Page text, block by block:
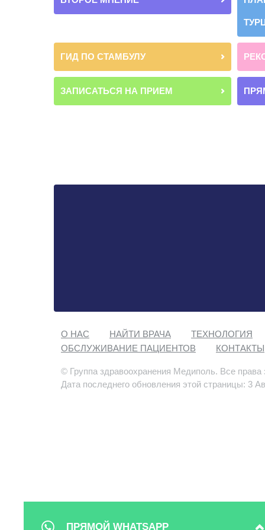
ГИД ПО СТАМБУЛУ
ЗАПИСАТЬСЯ НА ПРИЕМ
О НАС НАЙТИ ВРАЧА ТЕХНОЛОГИЯ
ОБСЛУЖИВАНИЕ ПАЦИЕНТОВ
КОНТАКТЫ
© Группа здравоохранения Медиполь. Все
Дата последнего обновления этой страницы: 3
ПРЯМОЙ WHATSAPP